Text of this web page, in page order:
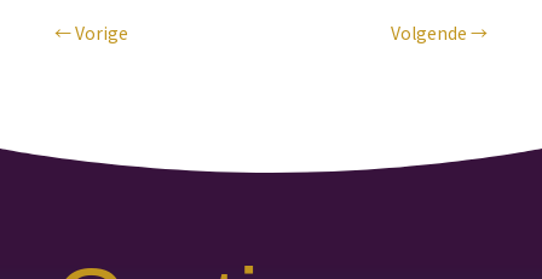
←Vorige Volgende →